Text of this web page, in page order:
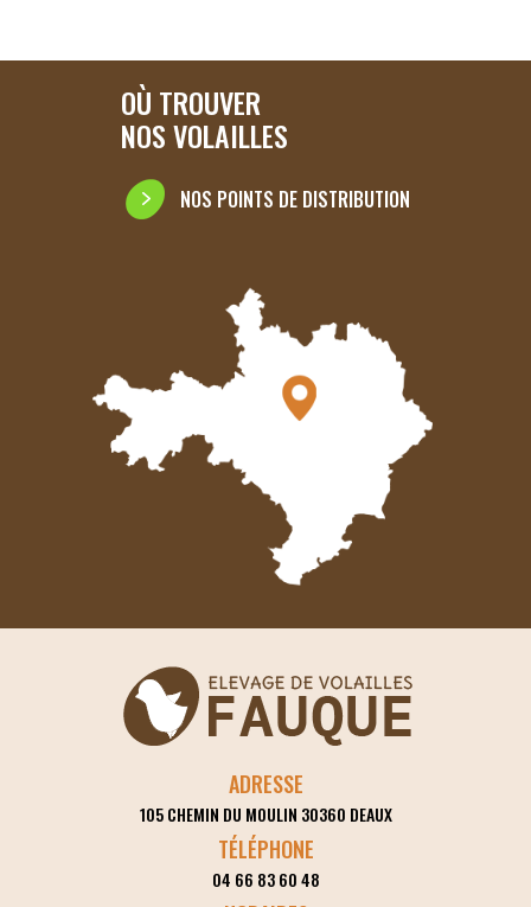
OÙ TROUVER
NOS VOLAILLES
NOS POINTS DE DISTRIBUTION
ADRESSE
105 CHEMIN DU MOULIN 30360 DEAUX
TÉLÉPHONE
04 66 83 60 48